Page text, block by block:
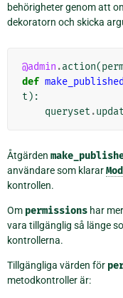
behörigheter genom att
dekoratorn och skicka
@admin .action(
def make_published
t ):
queryset .
Åtgärden
användare som klarar
kontrollen.
Om permissions har
vara tillgänglig så länge
kontrollerna.
Tillgängliga värden för
metodkontroller är: